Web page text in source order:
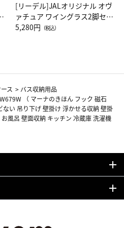
[リーデル]JALオリジナル オヴ
ァチュア ワイングラス2脚セッ
ト（レッドワイン）
5,280円 （税込）
ス > バス収納用品
（ マーナのきほん フック 磁石
い 吊り下げ 壁掛け 浮かせる収納 壁掛
風呂 壁面収納 キッチン 冷蔵庫 洗濯機